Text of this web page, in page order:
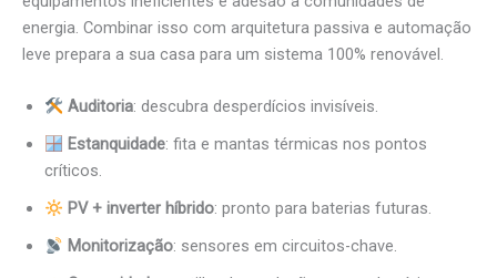
energia. Combinar isso com arquitetura passiva e automação
leve prepara a sua casa para um sistema 100% renovável.
Auditoria: descubra desperdícios invisíveis.
Estanquidade: fita e mantas térmicas nos pontos
críticos.
PV + inverter híbrido: pronto para baterias futuras.
Monitorização: sensores em circuitos-chave.